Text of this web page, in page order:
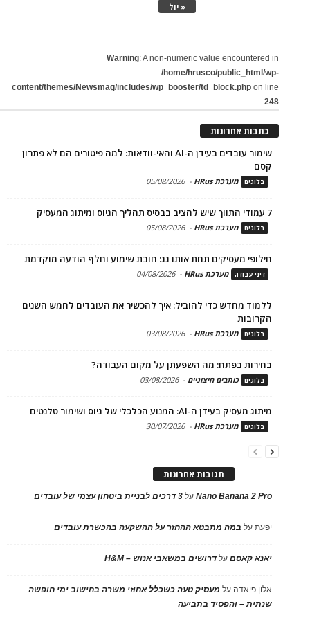
« יול
Warning: A non-numeric value encountered in
/home/hrusco/public_html/wp-
content/themes/Newsmag/includes/wp_booster/td_block.php on line
248
כתבות אחרונות
שימור עובדים בעידן ה-AI והאי-וודאות: למה פיטורים הם לא פתרון
קסם
בלוגים מערכת HRus -
05/08/2026
7 עמודי התווך שיש להציב בבסיס תהליך הגיוס ומיתוג המעסיק
בלוגים מערכת HRus -
05/08/2026
חילופי מעסיקים תחת אותו גג: חובת שימוע וחלף הודעה מוקדמת
דיני עבודה מערכת HRus -
04/08/2026
ללמוד מחדש כדי להוביל: איך להכשיר את העובדים לחמש השנים
הקרובות
בלוגים מערכת HRus -
03/08/2026
בחירות בפתח: מה השפעתן על מקום העבודה?
בלוגים כותבים חיצוניים -
03/08/2026
מיתוג מעסיק בעידן ה-AI: המנוע הכלכלי של גיוס ושימור טלנטים
בלוגים מערכת HRus -
30/07/2026
תגובות אחרונות
Nano Banana 2 Proעל 3 דרכים לבניית ביטחון עצמי של עובדים
יפעתעל במה מתבטא ההחזר על ההשקעה בהכשרת עובדים
יאנא קאסםעלדרושים במשאבי אנוש – H&M
אלון פיאדה על מעסיק טעה כשכלל אחוזי משרה בחישוב ימי חופשה
שנתית – והפסיד בתביעה